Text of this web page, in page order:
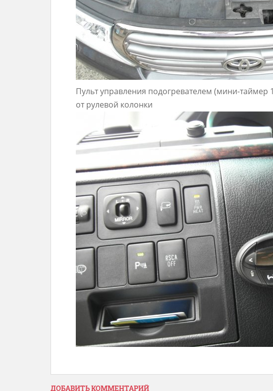
Пульт управления подогревателем (мини-таймер
от рулевой колонки
ДОБАВИТЬ КОММЕНТАРИЙ